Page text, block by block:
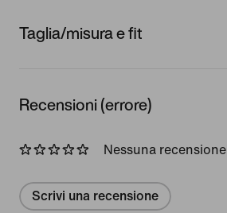
Taglia/misura e fit
Recensioni (errore)
Nessuna recensione
Scrivi una recensione